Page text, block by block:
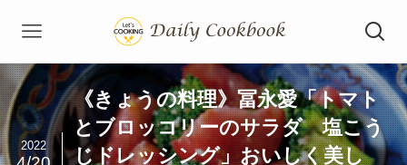
《きょうの料理》冨永愛「トマト
とブロッコリーのサラダ 塩こう
じドレッシング」おいしく美し
2022